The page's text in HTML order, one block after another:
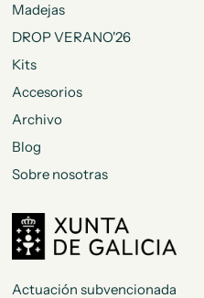
Madejas
DROP VERANO'26
Kits
Accesorios
Archivo
Blog
Sobre nosotras
Actuación subvencionada